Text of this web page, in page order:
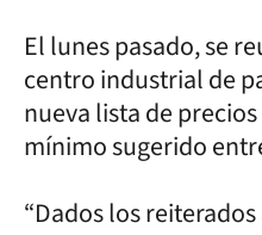
El lunes pasado, se
centro industrial de
nueva lista de
mínimo sugerido
“Dados los